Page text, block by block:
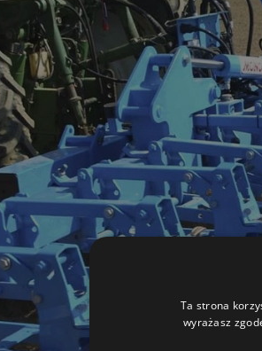
Ta strona
wyrażasz